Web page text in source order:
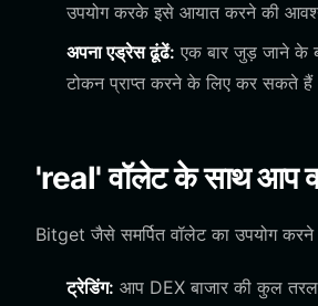
उपयोग करके इसे आयात करने की
अपना एड्रेस ढूंढें: एक बार जुड़ जाने के
टोकन प्राप्त करने के लिए कर सकते
'real' वॉलेट के साथ आप
Bitget जैसे समर्पित वॉलेट का उपयोग
ट्रेडिंग: आप DEX बाजार की कुल